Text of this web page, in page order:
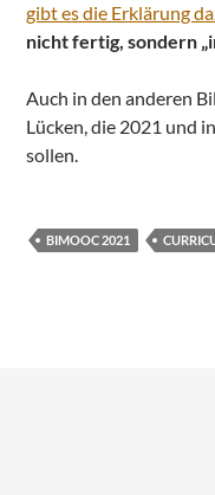
gibt es die Erklärung
nicht fertig, sondern
Auch in den anderen
Lücken, die 2021 und
sollen.
BIMOOC 2021